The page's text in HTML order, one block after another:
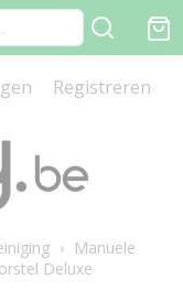
Registreren
› Manuele
Deluxe